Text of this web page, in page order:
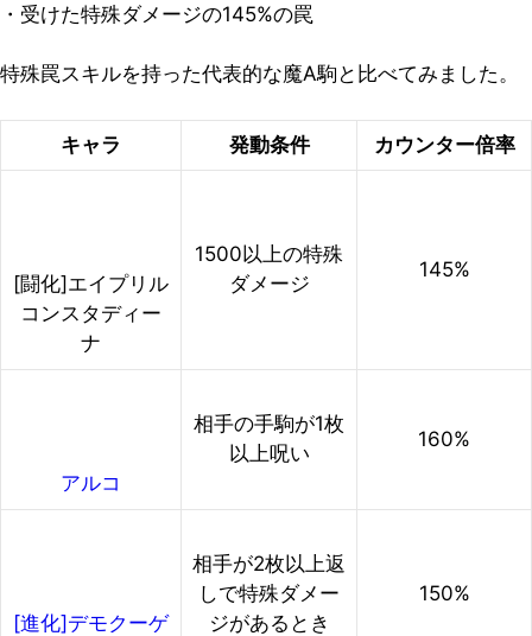
・受けた特殊ダメージの145%の罠
特殊罠スキルを持った代表的な魔A駒と比べてみました。
キャラ 発動条件 カウンター倍率
[闘化]エイプリル
コンスタディー
ナ
1500以上の特殊
ダメージ
145%
アルコ
相手の手駒が1枚
以上呪い
160%
[進化]デモクーゲ
相手が2枚以上返
しで特殊ダメー
ジがあるとき
150%